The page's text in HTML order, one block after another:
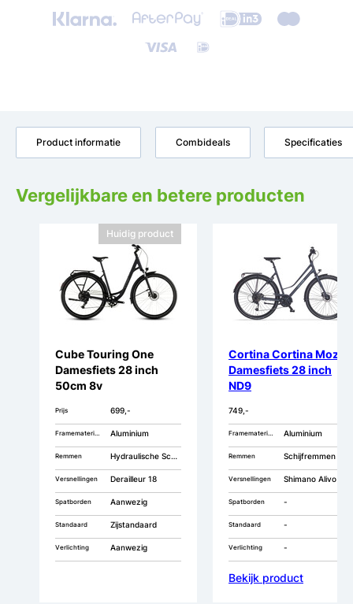
Product informatie Combideals Specificaties
Vergelijkbare en betere producten
Huidig product
Cube Touring One
Damesfiets 28 inch
50cm 8v
Prijs 699,-
Framemateriaal Aluminium
Remmen Hydraulische Schijfremmen
Versnellingen Derailleur 18
Spatborden Aanwezig
Standaard Zijstandaard
Verlichting Aanwezig
Cortina Cortina Mozzo
Damesfiets 28 inch
ND9
749,-
Framemateriaal Aluminium
Remmen Schijfremmen
Versnellingen Shimano Alivo 9
Spatborden -
Standaard -
Verlichting -
Bekijk product